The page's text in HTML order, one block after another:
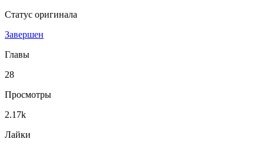
Статус оригинала
Завершен
Главы
28
Просмотры
2.17k
Лайки